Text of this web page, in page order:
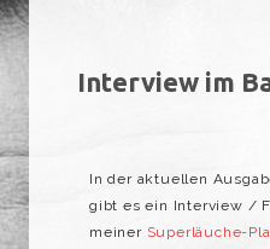
Interview im
In der aktuellen
gibt es ein Interview /
meiner Superläuche-